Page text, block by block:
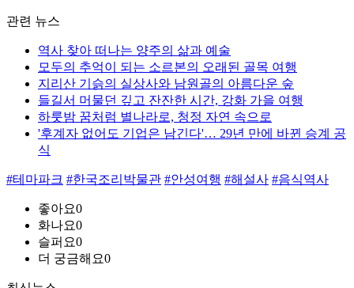
관련 뉴스
역사 찾아 떠나는 양주의 삶과 예술
모두의 추억이 되는 소르본의 오래된 골목 여행
지리산 기슭의 실상사와 남원골의 아름다운 숲
들길서 머물던 깊고 잔잔한 시간, 강화 가을 여행
하룻밤 꿈처럼 별나라로, 청정 자연 속으로
'후계자 없어도 기업은 남긴다'… 29년 만에 바뀐 승계 공
식
#테마파크 #한국조리박물관 #안성여행 #해설사 #음식역사
좋아요0
화나요0
슬퍼요0
더 궁금해요0